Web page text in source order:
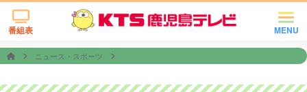
MENU
番組表
ニュース・スポーツ